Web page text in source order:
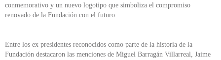
conmemorativo y un nuevo logotipo que simboliza el compromiso
renovado de la Fundación con el futuro.
Entre los ex presidentes reconocidos como parte de la historia de la
Fundación destacaron las menciones de Miguel Barragán Villarreal, Jaime